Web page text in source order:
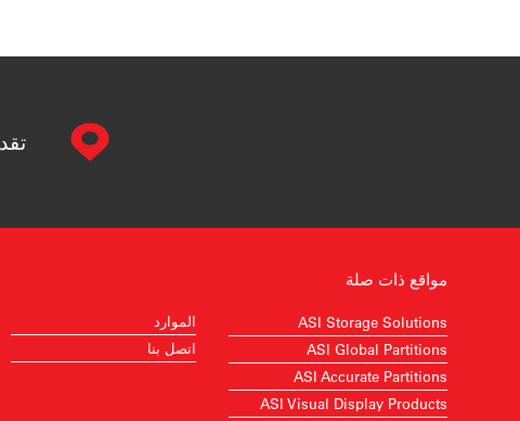
الموارد
اتصل بنا
مواقع ذات صلة
ASI Storage Solutions
ASI Global Partitions
ASI Accurate Partitions
ASI Visual Display Products